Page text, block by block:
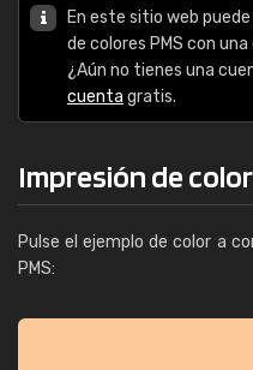
En este sitio web
de colores PMS con
¿Aún no tienes una
cuenta gratis.
Impresión de color
Pulse el ejemplo de color a
PMS: